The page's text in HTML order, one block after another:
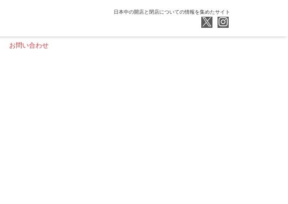
日本中の開店と閉店についての情報を集めたサイト
お問い合わせ